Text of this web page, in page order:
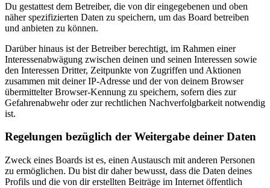
Du gestattest dem Betreiber, die von dir eingegebenen und oben
näher spezifizierten Daten zu speichern, um das Board betreiben
und anbieten zu können.
Darüber hinaus ist der Betreiber berechtigt, im Rahmen einer
Interessenabwägung zwischen deinen und seinen Interessen sowie
den Interessen Dritter, Zeitpunkte von Zugriffen und Aktionen
zusammen mit deiner IP-Adresse und der von deinem Browser
übermittelter Browser-Kennung zu speichern, sofern dies zur
Gefahrenabwehr oder zur rechtlichen Nachverfolgbarkeit notwendig
ist.
Regelungen bezüglich der Weitergabe deiner Daten
Zweck eines Boards ist es, einen Austausch mit anderen Personen
zu ermöglichen. Du bist dir daher bewusst, dass die Daten deines
Profils und die von dir erstellten Beiträge im Internet öffentlich